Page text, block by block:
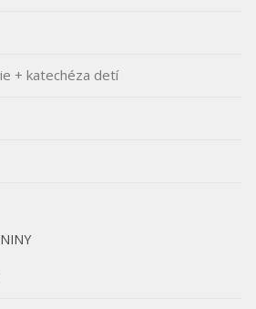
+ katechéza detí